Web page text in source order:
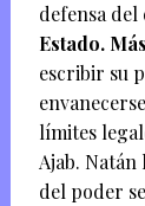
defensa del
Estado.
escribir su
límites
Ajab.
del poder